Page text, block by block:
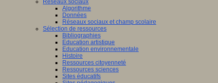
Réseaux sociaux
Algorithme
Données
Réseaux sociaux et champ scolaire
Sélection de ressources
Bibliographies
Education artistique
Education environnementale
Histoire
Ressources citoyenneté
Ressources sciences
Sites éducatifs